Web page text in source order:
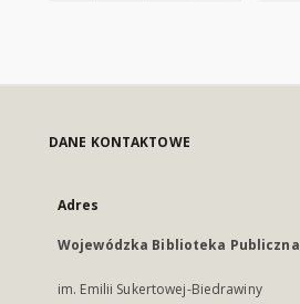
DANE KONTAKTOWE
Adres
Wojewódzka Biblioteka Publiczna
im. Emilii Sukertowej-Biedrawiny